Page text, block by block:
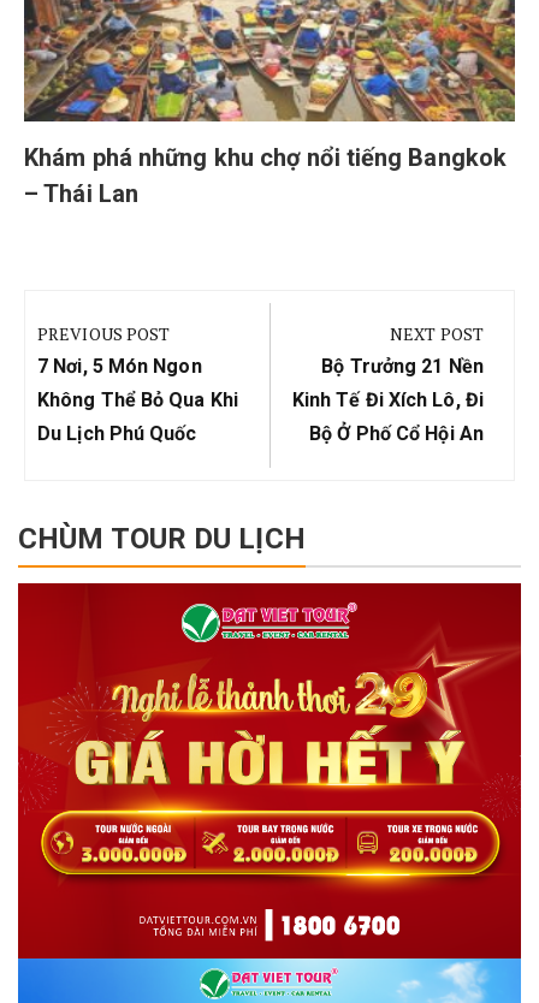
Khám phá những khu chợ nổi tiếng Bangkok
– Thái Lan
hướng
bài
viết
PREVIOUS POST
Previous
Post:
7 Nơi, 5 Món Ngon
Không Thể Bỏ Qua Khi
Du Lịch Phú Quốc
NEXT POST
Next
Post:
Bộ Trưởng 21 Nền
Kinh Tế Đi Xích Lô, Đi
Bộ Ở Phố Cổ Hội An
CHÙM TOUR DU LỊCH